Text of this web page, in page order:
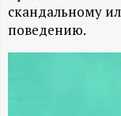
о
р
скандальному
поведению.